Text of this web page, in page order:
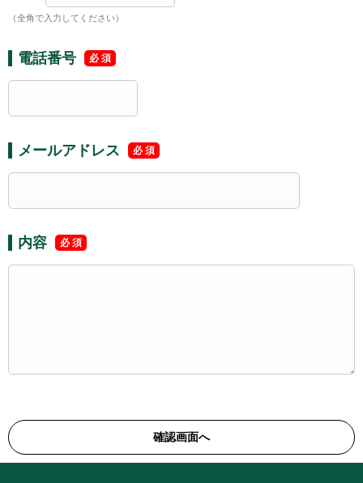
（全角で入力してください）
電話番号
メールアドレス
内容